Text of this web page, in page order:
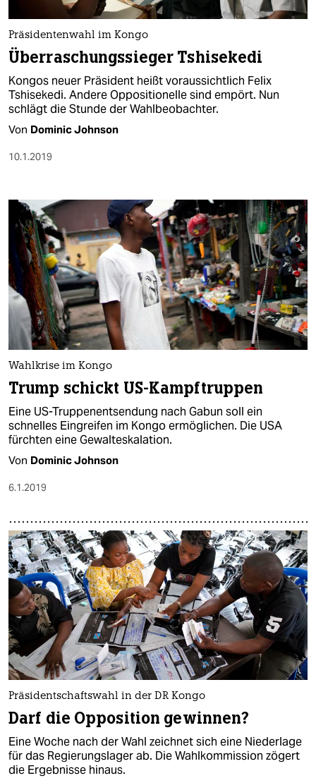
nord
wahrheit
verlag
verlag
veranstaltungen
fragen & hilfe
unterstützen
abo
genossenschaft
epaper login
Präsidentenwahl im Kongo
Überraschungssieger Tshisekedi
Kongos neuer Präsident heißt voraussichtlich Felix
Tshisekedi. Andere Oppositionelle sind empört. Nun
schlägt die Stunde der Wahlbeobachter.
Von Dominic Johnson
10.1.2019
Wahlkrise im Kongo
Trump schickt US-Kampftruppen
Eine US-Truppenentsendung nach Gabun soll ein
schnelles Eingreifen im Kongo ermöglichen. Die USA
fürchten eine Gewalteskalation.
Von Dominic Johnson
6.1.2019
Präsidentschaftswahl in der DR Kongo
Darf die Opposition gewinnen?
Eine Woche nach der Wahl zeichnet sich eine Niederlage
für das Regierungslager ab. Die Wahlkommission zögert
die Ergebnisse hinaus.